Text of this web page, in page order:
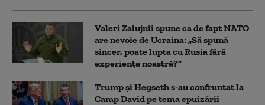
Valeri Zalujnîi spune ca de fapt NATO
are nevoie de Ucraina: „Să spună
sincer, poate lupta cu Rusia fără
experiența noastră?”
Trump şi Hegseth s-au confruntat la
Camp David pe tema epuizării